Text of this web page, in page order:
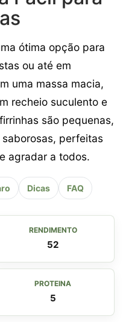
ótima opção para
ou até em
uma massa macia,
recheio suculento e
são pequenas,
perfeitas
agradar a todos.
Dicas FAQ
RENDIMENTO
52
PROTEINA
5